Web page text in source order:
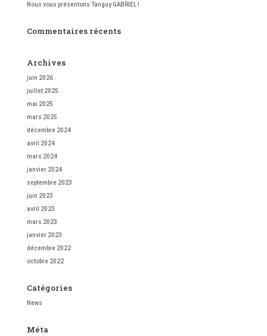
Nous vous présentons Tanguy GABRIEL !
Commentaires récents
Archives
juin 2026
juillet 2025
mai 2025
mars 2025
décembre 2024
avril 2024
mars 2024
janvier 2024
septembre 2023
juin 2023
avril 2023
mars 2023
janvier 2023
décembre 2022
octobre 2022
Catégories
News
Méta